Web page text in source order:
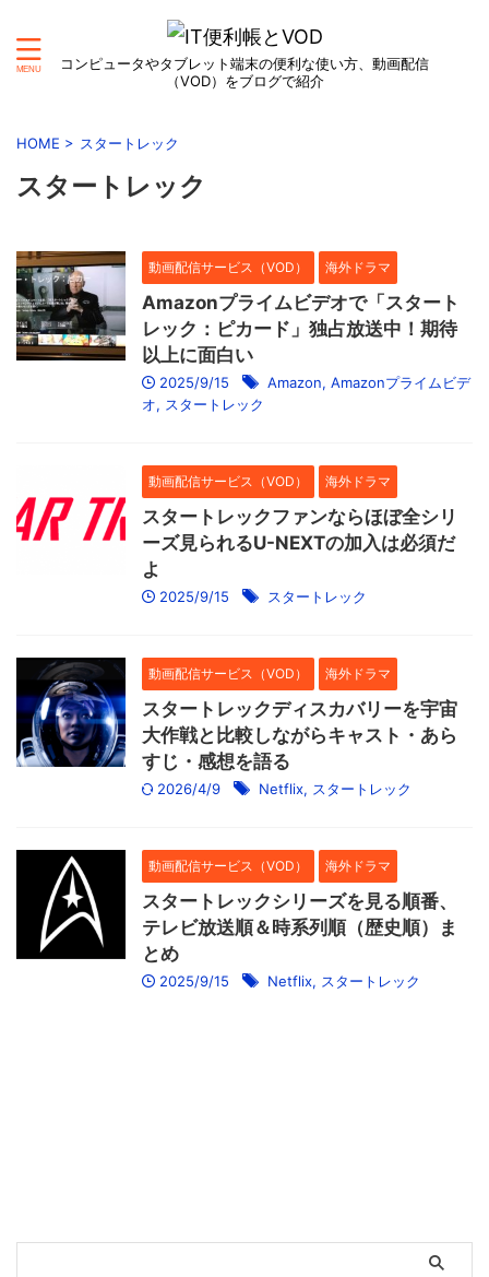
コンピュータやタブレット端末の便利な使い方、動画配信
（VOD）をブログで紹介
HOME > スタートレック
スタートレック
動画配信サービス（VOD） 海外ドラマ
Amazonプライムビデオで「スタート
レック：ピカード」独占放送中！期待
以上に面白い
2025/9/15 Amazon, Amazonプライムビデ
オ, スタートレック
動画配信サービス（VOD） 海外ドラマ
スタートレックファンならほぼ全シリ
ーズ見られるU-NEXTの加入は必須だ
よ
2025/9/15 スタートレック
動画配信サービス（VOD） 海外ドラマ
スタートレックディスカバリーを宇宙
大作戦と比較しながらキャスト・あら
すじ・感想を語る
2026/4/9 Netflix, スタートレック
動画配信サービス（VOD） 海外ドラマ
スタートレックシリーズを見る順番、
テレビ放送順＆時系列順（歴史順）ま
とめ
2025/9/15 Netflix, スタートレック